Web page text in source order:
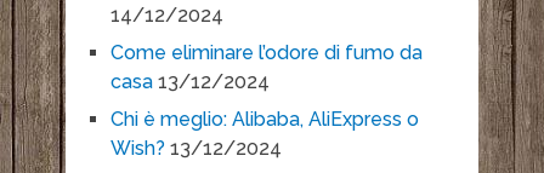
14/12/2024
Come eliminare l’odore di fumo da
casa 13/12/2024
Chi è meglio: Alibaba, AliExpress o
Wish? 13/12/2024